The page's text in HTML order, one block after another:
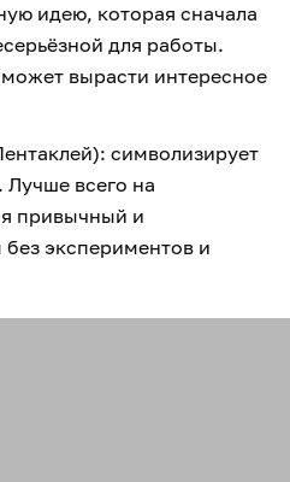
идею, которая сначала
для работы.
вырасти интересное
символизирует
Лучше всего на
привычный и
экспериментов и